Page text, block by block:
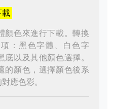
載
顏色來進行下載。轉換
：黑色字體、白色字
以及其他顏色選擇。
的顏色，選擇顏色後系
應色彩。